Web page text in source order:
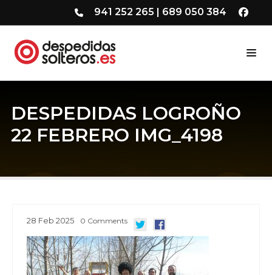
941 252 265 | 689 050 384
DESPEDIDAS LOGROÑO
22 FEBRERO IMG_4198
28 Feb 2025 0 Comments